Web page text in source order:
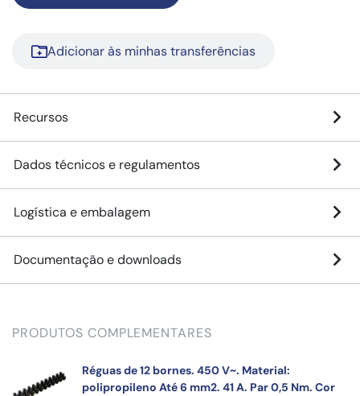
Adicionar às minhas transferências
Recursos
Dados técnicos e regulamentos
Logística e embalagem
Documentação e downloads
PRODUTOS COMPLEMENTARES
Réguas de 12 bornes. 450 V~. Material:
polipropileno Até 6 mm2. 41 A. Par 0,5 Nm. Cor